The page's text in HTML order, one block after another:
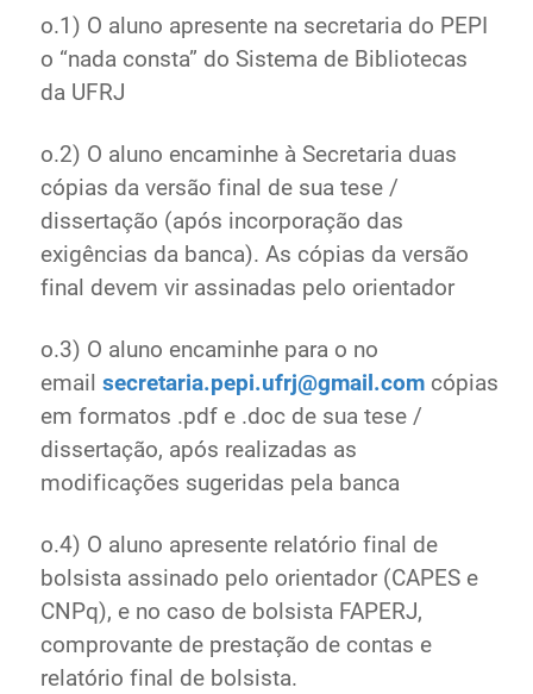
o.1) O aluno apresente na secretaria do PEPI
o “nada consta” do Sistema de Bibliotecas
da UFRJ
o.2) O aluno encaminhe à Secretaria duas
cópias da versão final de sua tese /
dissertação (após incorporação das
exigências da banca). As cópias da versão
final devem vir assinadas pelo orientador
o.3) O aluno encaminhe para o no
email secretaria.pepi.ufrj@gmail.comcópias
em formatos .pdf e .doc de sua tese /
dissertação, após realizadas as
modificações sugeridas pela banca
o.4) O aluno apresente relatório final de
bolsista assinado pelo orientador (CAPES e
CNPq), e no caso de bolsista FAPERJ,
comprovante de prestação de contas e
relatório final de bolsista.